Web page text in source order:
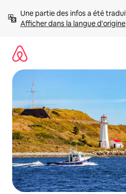
directement
Afficher dans la langue d'origine